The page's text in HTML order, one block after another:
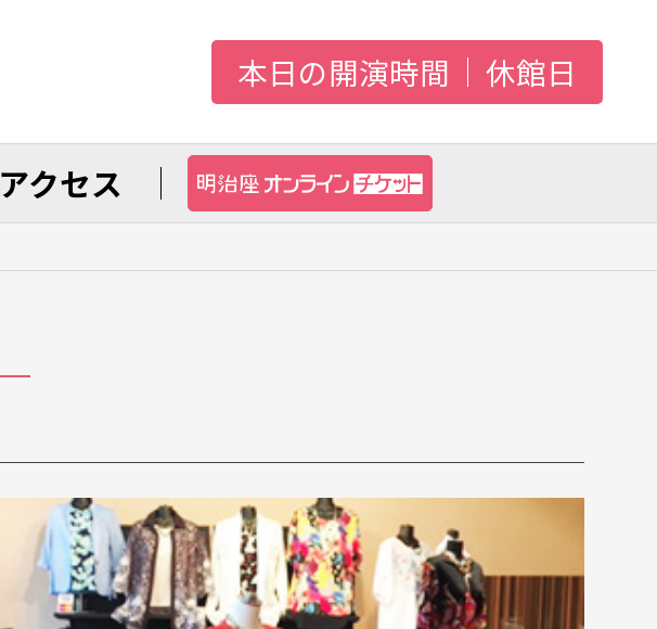
本日の開演時間 休館日
アクセス